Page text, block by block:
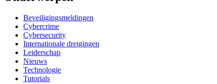
Beveiligingsmeldingen
Cybercrime
Cybersecurity
Internationale dreigingen
Leiderschap
Nieuws
Technologie
Tutorials